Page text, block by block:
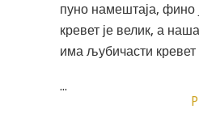
пуно намештаја,
кревет је велик, а
има љубичасти
...